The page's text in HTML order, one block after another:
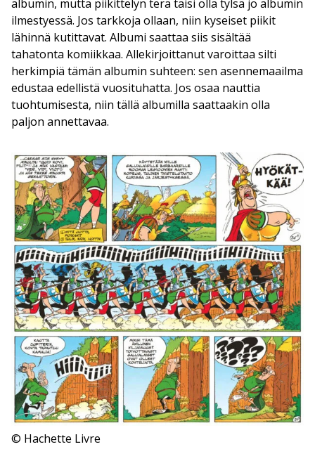
albumin, mutta piikittelyn terä taisi olla tylsä jo albumin
ilmestyessä. Jos tarkkoja ollaan, niin kyseiset piikit
lähinnä kutittavat. Albumi saattaa siis sisältää
tahatonta komiikkaa. Allekirjoittanut varoittaa silti
herkimpiä tämän albumin suhteen: sen asennemaailma
edustaa edellistä vuosituhatta. Jos osaa nauttia
tuohtumisesta, niin tällä albumilla saattaakin olla
paljon annettavaa.
© Hachette Livre